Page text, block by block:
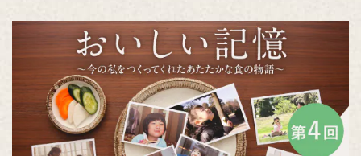
「おいしい記憶」の物語は、かけがえのない人生のひとコマ。今
の自分をつくってくれた“あたたかい一皿”。公募のエッセー、アス
リートやタレントのインタビューから珠玉の物語を再現して構成
し、ストーリーテラーの中村俊介さんがお届けします。
ストーリーテラー：中村俊介